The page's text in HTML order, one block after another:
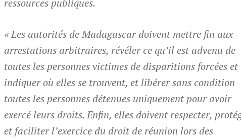
ressources publiques.
« Les autorités de Madagascar doivent mettre fin aux
arrestations arbitraires, révéler ce qu’il est advenu de
toutes les personnes victimes de disparitions forcées et
indiquer où elles se trouvent, et libérer sans condition
toutes les personnes détenues uniquement pour avoir
exercé leurs droits. Enfin, elles doivent respecter,
et faciliter l’exercice du droit de réunion lors des